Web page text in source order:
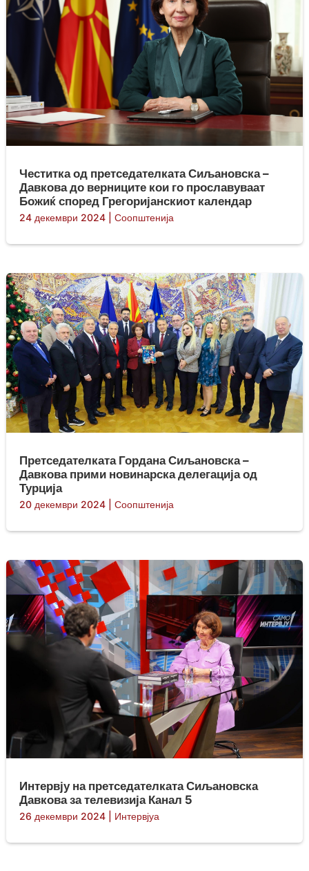
Честитка од претседателката Сиљановска –
Давкова до верниците кои го прославуваат
Божиќ според Грегоријанскиот календар
24 декември 2024| Соопштенија
Претседателката Гордана Сиљановска –
Давкова прими новинарска делегација од
Турција
20 декември 2024| Соопштенија
Интервју на претседателката Сиљановска
Давкова за телевизија Канал 5
26 декември 2024| Интервјуа